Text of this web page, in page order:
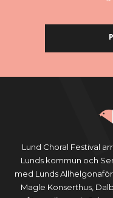
Lund Choral Festival
Lunds kommun och
med Lunds
Magle Konserthus,